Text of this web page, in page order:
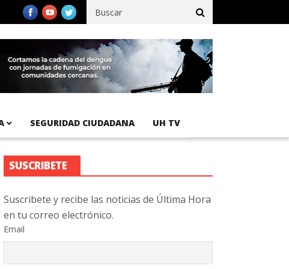
Pacífico registra 92 % de avance en obras de terracería
SEGURIDAD CIUDADANA UH TV
SUSCRIBETE
Suscribete y recibe las noticias de Última Hora
en tu correo electrónico.
Email